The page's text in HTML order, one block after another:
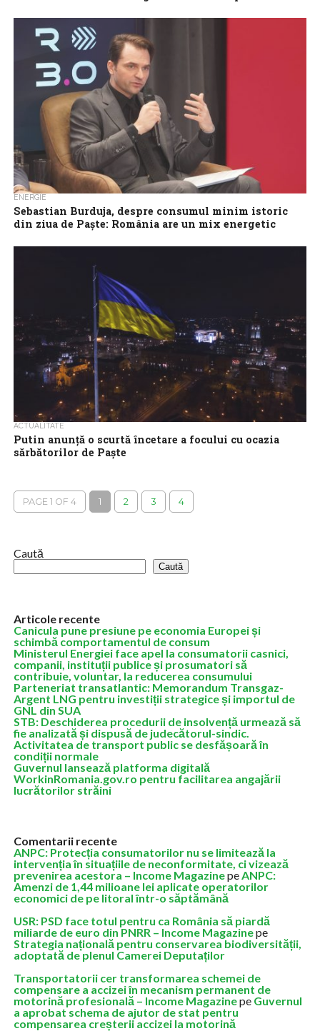
energetic din ultima perioadă, cu un minim istoric de doar...
ENERGIE
Sebastian Burduja, despre consumul minim istoric
din ziua de Paşte: România are un mix energetic
dificile
Ministrul Energiei, Sebastian Burduja, afirmă, despre consumul
energetic din ziua de Paşte, aflat la un minim istoric, că România a
ACTUALITATE
Putin anunță o scurtă încetare a focului cu ocazia
sărbătorilor de Paște
sărbătorilor de Paște, începând...
PAGE 1 OF 4 1 2 3 4
Caută
Caută
Articole recente
Canicula pune presiune pe economia Europei și
schimbă comportamentul de consum
Ministerul Energiei face apel la consumatorii casnici,
companii, instituții publice și prosumatori să
contribuie, voluntar, la reducerea consumului
Parteneriat transatlantic: Memorandum Transgaz-
Argent LNG pentru investiții strategice și importul de
GNL din SUA
STB: Deschiderea procedurii de insolvență urmează să
fie analizată și dispusă de judecătorul-sindic.
Activitatea de transport public se desfășoară în
condiții normale
Guvernul lansează platforma digitală
WorkinRomania.gov.ro pentru facilitarea angajării
lucrătorilor străini
Comentarii recente
ANPC: Protecția consumatorilor nu se limitează la
intervenția în situațiile de neconformitate, ci vizează
prevenirea acestora – Income MagazinepeANPC:
Amenzi de 1,44 milioane lei aplicate operatorilor
economici de pe litoral într-o săptămână
USR: PSD face totul pentru ca România să piardă
miliarde de euro din PNRR – Income Magazinepe
Strategia națională pentru conservarea biodiversității,
adoptată de plenul Camerei Deputaților
Transportatorii cer transformarea schemei de
compensare a accizei în mecanism permanent de
motorină profesională – Income Magazinepe Guvernul
a aprobat schema de ajutor de stat pentru
compensarea creșterii accizei la motorină